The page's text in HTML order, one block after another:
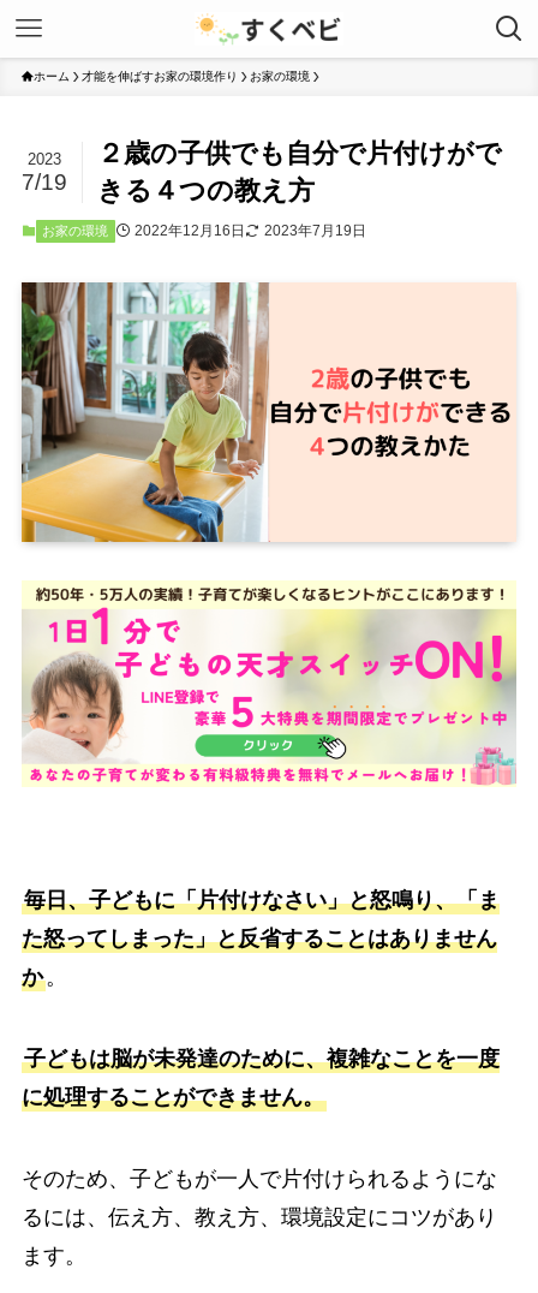
ホーム 才能を伸ばすお家の環境作り お家の環境
２歳の子供でも自分で片付けがで
きる４つの教え方
2023
7/19
お家の環境 2022年12月16日 2023年7月19日
毎日、子どもに「片付けなさい」と怒鳴り、「ま
た怒ってしまった」と反省することはありません
か。
子どもは脳が未発達のために、複雑なことを一度
に処理することができません。
そのため、子どもが一人で片付けられるようにな
るには、伝え方、教え方、環境設定にコツがあり
ます。